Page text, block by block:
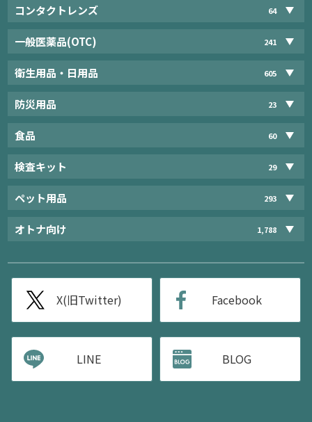
コンタクトレンズ 64
一般医薬品(OTC) 241
衛生用品・日用品 605
防災用品 23
食品 60
検査キット 29
ペット用品 293
オトナ向け 1,788
X(旧Twitter) Facebook
LINE BLOG